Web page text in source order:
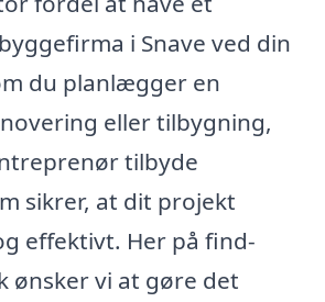
i Snave ved din
du planlægger en
eller tilbygning,
tilbyde
sikrer, at dit projekt
effektivt. Her på find-
ønsker vi at gøre det